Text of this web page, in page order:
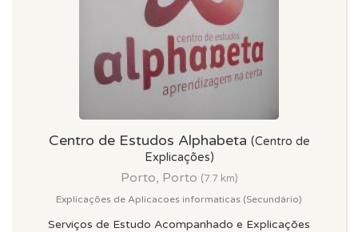
Centro de Estudos Alphabeta (Centro de
Explicações)
Porto, Porto (7.7 km)
Explicações de Aplicacoes informaticas (Secundário)
Serviços de Estudo Acompanhado e Explicações